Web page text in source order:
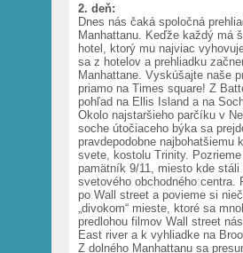
2. deň:
Dnes nás čaká spoločná
Manhattanu. Keďže každý má
hotel, ktorý mu najviac
sa z hotelov a prehliadku
Manhattane. Vyskúšajte naše
priamo na Times square! Z
pohľad na Ellis Island a na
Okolo najstaršieho parčíku v
soche útočiaceho býka sa
pravdepodobne najbohatšiemu
svete, kostolu Trinity.
pamätník 9/11, miesto kde
svetového obchodného centra.
po Wall street a povieme si
„divokom“ mieste, ktoré sa
predlohou filmov Wall street
East river a k vyhliadke na
Z dolného Manhattanu sa